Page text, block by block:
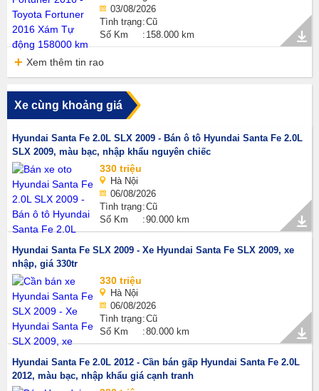
03/08/2026
Tình trạng Cũ
Số Km
158.000 km
Xem thêm tin rao
Xe cùng khoảng giá
Hyundai Santa Fe 2.0L SLX 2009 - Bán ô tô Hyundai Santa Fe 2.0L
SLX 2009, màu bạc, nhập khẩu nguyên chiếc
330 triệu
Hà Nội
06/08/2026
Tình trạng Cũ
Số Km
90.000 km
Hyundai Santa Fe SLX 2009 - Xe Hyundai Santa Fe SLX 2009, xe
nhập, giá 330tr
330 triệu
Hà Nội
06/08/2026
Tình trạng Cũ
Số Km
80.000 km
Hyundai Santa Fe 2.0L 2012 - Cần bán gấp Hyundai Santa Fe 2.0L
2012, màu bạc, nhập khẩu giá cạnh tranh